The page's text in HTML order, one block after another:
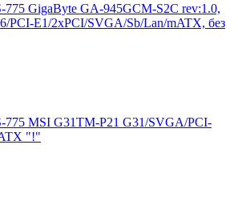
775 GigaByte GA-945GCM-S2C rev:1.0,
PCI-E1/2xPCI/SVGA/Sb/Lan/mATX, без
775 MSI G31TM-P21 G31/SVGA/PCI-
"!"